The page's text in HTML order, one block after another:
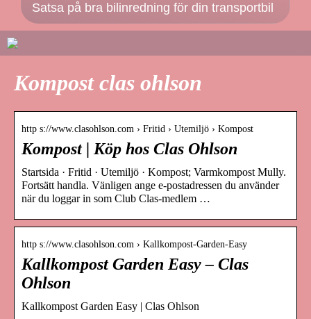
Satsa på bra bilinredning för din transportbil
Kompost clas ohlson
http s://www.clasohlson.com › Fritid › Utemiljö › Kompost
Kompost | Köp hos Clas Ohlson
Startsida · Fritid · Utemiljö · Kompost; Varmkompost Mully.
Fortsätt handla. Vänligen ange e-postadressen du använder
när du loggar in som Club Clas-medlem …
http s://www.clasohlson.com › Kallkompost-Garden-Easy
Kallkompost Garden Easy – Clas
Ohlson
Kallkompost Garden Easy | Clas Ohlson